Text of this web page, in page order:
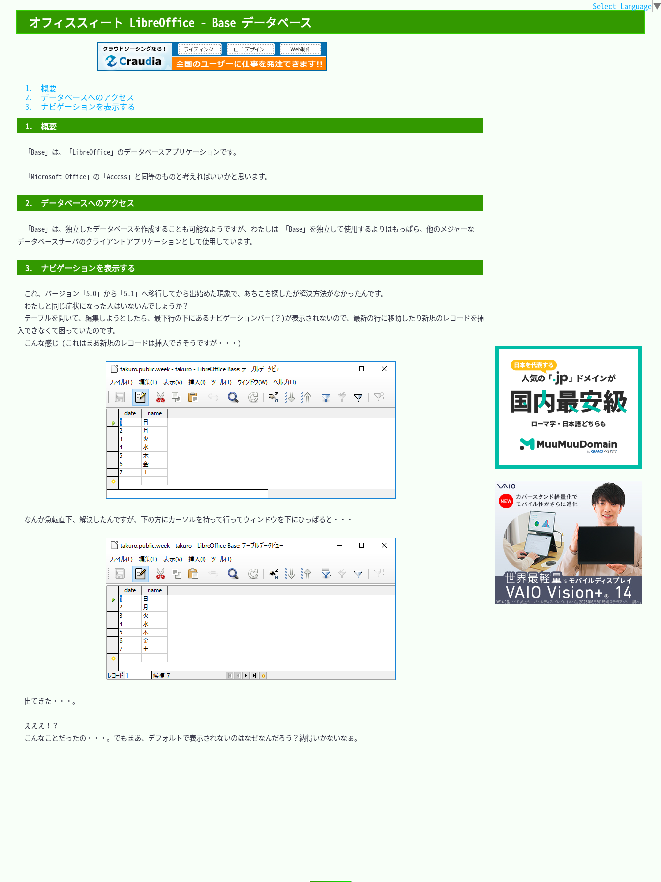
オフィススィート LibreOffice - Base データベース
Select Language▼
1.　概要
「Base」は、「LibreOffice」のデータベースアプリケーションです。
「Microsoft Office」の「Access」と同等のものと考えればいいかと思います。
2.　データベースへのアクセス
「Base」は、独立したデータベースを作成することも可能なようですが、わたしは 「Base」を独立して使用するよりはもっぱら、他のメジャーな
データベースサーバのクライアントアプリケーションとして使用しています。
3.　ナビゲーションを表示する
これ、バージョン「5.0」から「5.1」へ移行してから出始めた現象で、あちこち探したが解決方法がなかったんです。
わたしと同じ症状になった人はいないんでしょうか？
テーブルを開いて、編集しようとしたら、最下行の下にあるナビゲーションバー(？)が表示されないので、最新の行に移動したり新規のレコードを挿
入できなくて困っていたのです。
こんな感じ (これはまあ新規のレコードは挿入できそうですが・・・)
なんか急転直下、解決したんですが、下の方にカーソルを持って行ってウィンドウを下にひっぱると・・・
出てきた・・・。
えええ！？
こんなことだったの・・・。でもまあ、デフォルトで表示されないのはなぜなんだろう？納得いかないなぁ。